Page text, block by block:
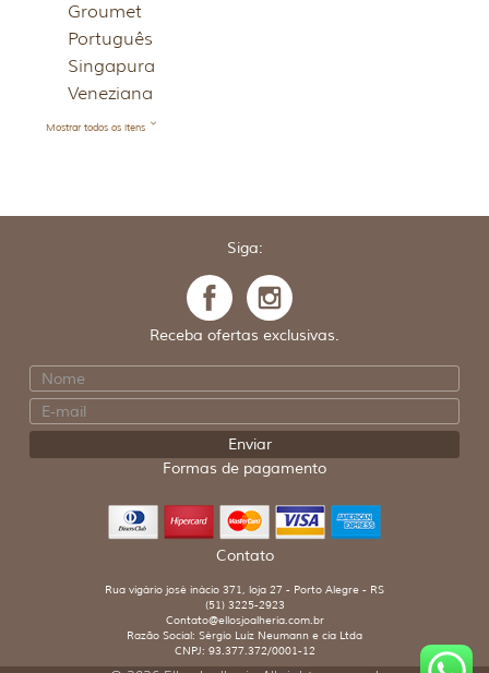
Groumet
Português
Singapura
Veneziana
Mostrar todos os itens
Siga:
Receba ofertas exclusivas.
Formas de pagamento
Contato
Rua vigário josé inácio 371, loja 27 - Porto Alegre - RS
(51) 3225-2923
Contato@ellosjoalheria.com.br
Razão Social: Sérgio Luiz Neumann e cia Ltda
CNPJ: 93.377.372/0001-12